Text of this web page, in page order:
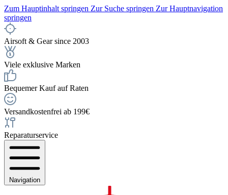
Zum Hauptinhalt springen Zur Suche springen Zur Hauptnavigation
springen
Airsoft & Gear since 2003
Viele exklusive Marken
Bequemer Kauf auf Raten
Versandkostenfrei ab 199€
Reparaturservice
Navigation